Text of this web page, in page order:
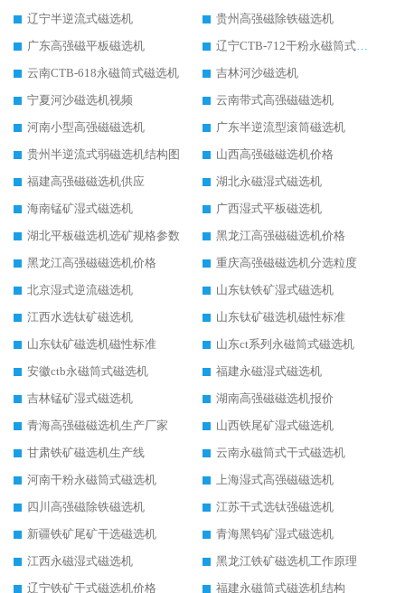
辽宁半逆流式磁选机
贵州高强磁除铁磁选机
广东高强磁平板磁选机
辽宁CTB-712干粉永磁筒式磁选机
云南CTB-618永磁筒式磁选机
吉林河沙磁选机
宁夏河沙磁选机视频
云南带式高强磁磁选机
河南小型高强磁磁选机
广东半逆流型滚筒磁选机
贵州半逆流式弱磁选机结构图
山西高强磁磁选机价格
福建高强磁磁选机供应
湖北永磁湿式磁选机
海南锰矿湿式磁选机
广西湿式平板磁选机
湖北平板磁选机选矿规格参数
黑龙江高强磁磁选机价格
黑龙江高强磁磁选机价格
重庆高强磁磁选机分选粒度
北京湿式逆流磁选机
山东钛铁矿湿式磁选机
江西水选钛矿磁选机
山东钛矿磁选机磁性标准
山东钛矿磁选机磁性标准
山东ct系列永磁筒式磁选机
安徽ctb永磁筒式磁选机
福建永磁湿式磁选机
吉林锰矿湿式磁选机
湖南高强磁磁选机报价
青海高强磁磁选机生产厂家
山西铁尾矿湿式磁选机
甘肃铁矿磁选机生产线
云南永磁筒式干式磁选机
河南干粉永磁筒式磁选机
上海湿式高强磁磁选机
四川高强磁除铁磁选机
江苏干式选钛强磁选机
新疆铁矿尾矿干选磁选机
青海黑钨矿湿式磁选机
江西永磁湿式磁选机
黑龙江铁矿磁选机工作原理
辽宁铁矿干式磁选机价格
福建永磁筒式磁选机结构